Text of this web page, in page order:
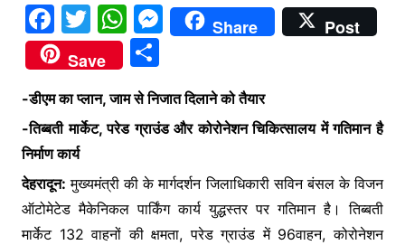
F
a
c
e
b
o
o
k
T
w
itt
er
W
h
at
s
A
p
M
e
s
e
g
er
Share
Post
Save
S
ar
e
-डीएम का प्लान, जाम से निजात दिलाने को तैयार
-तिब्बती मार्केट, परेड ग्राउंड और कोरोनेशन चिकित्सालय में गतिमान है
निर्माण कार्य
देहरादून: मुख्यमंत्री की के मार्गदर्शन जिलाधिकारी सविन बंसल के विजन
ऑटोमेटेड मैकेनिकल पार्किंग कार्य युद्धस्तर पर गतिमान है। तिब्बती
मार्केट 132 वाहनों की क्षमता, परेड ग्राउंड में 96वाहन, कोरोनेशन